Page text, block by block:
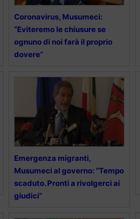
Coronavirus, Musumeci:
“Eviteremo le chiusure se
ognuno di noi farà il proprio
dovere”
Emergenza migranti,
Musumeci al governo: “Tempo
scaduto. Pronti a rivolgerci ai
giudici”